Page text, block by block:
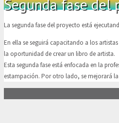
Segunda fase del
La segunda fase del proyecto está
En ella se seguirá capacitando a los
la oportunidad de crear un libro de artista.
Esta segunda fase está enfocada en la
estampación. Por otro lado, se mejorará